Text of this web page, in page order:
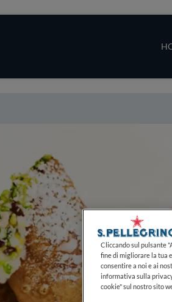
e tendenze
Cliccando sul pulsante
fine di migliorare la tua
consentire a noi e ai
informativa sulla
cookie" sul nostro sito